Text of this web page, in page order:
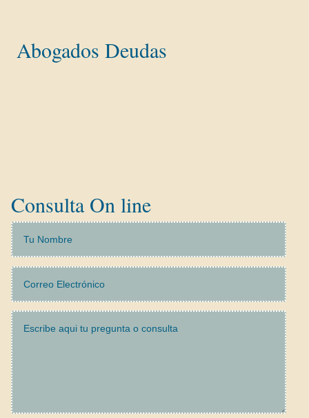
Abogados Deudas
Consulta On line